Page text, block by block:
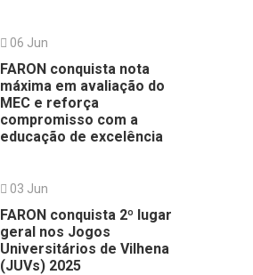
06 Jun
FARON conquista nota
máxima em avaliação do
MEC e reforça
compromisso com a
educação de excelência
03 Jun
FARON conquista 2º lugar
geral nos Jogos
Universitários de Vilhena
(JUVs) 2025